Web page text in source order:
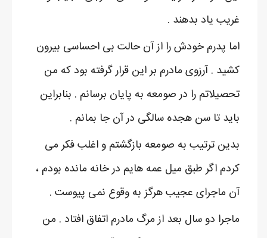
غریب یاد بدهند .
اما پدرم خودش را از آن حالت بی احساسی بیرون
کشید . آرزوی مادرم بر این قرار گرفته بود که من
تحصیلاتم را در صومعه به پایان برسانم . بنابراین
باید تا سن هجده سالگی در آن جا بمانم .
بدین ترتیب به صومعه بازگشتم و اغلب فکر می
کردم اگر طبق میل عمه هایم در خانه مانده بودم ،
آن ماجرای عجیب هرگز به وقوع نمی پیوست .
ماجرا دو سال بعد از مرگ مادرم اتفاق افتاد . من